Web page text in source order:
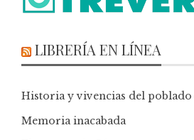
LIBRERÍA EN LÍNEA
Historia y vivencias del poblado
Memoria inacabada